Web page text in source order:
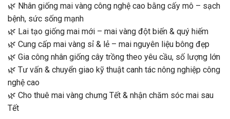
🌿 Nhân giống mai vàng công nghệ cao bằng cấy mô – sạch
bệnh, sức sống mạnh
🌿 Lai tạo giống mai mới – mai vàng đột biến & quý hiếm
🌿 Cung cấp mai vàng sỉ & lẻ – mai nguyên liệu bông đẹp
🌿 Gia công nhân giống cây trồng theo yêu cầu, số lượng lớn
🌿 Tư vấn & chuyển giao kỹ thuật canh tác nông nghiệp công
nghệ cao
🌿 Cho thuê mai vàng chưng Tết & nhận chăm sóc mai sau
Tết